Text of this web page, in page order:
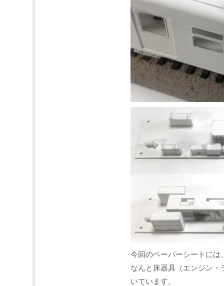
今回のペーパーシートには
なんと床器具（エンジン
いています。